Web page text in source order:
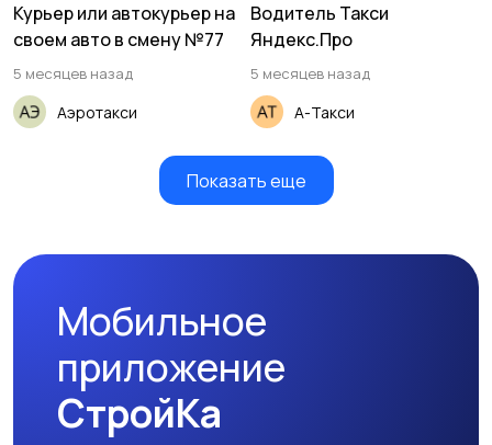
Курьер или автокурьер на
своем авто в смену №77
5 месяцев назад
Аэротакси
Водитель Такси
Яндекс.Про
5 месяцев назад
А-Такси
Показать еще
Мобильное
приложение
СтройКа